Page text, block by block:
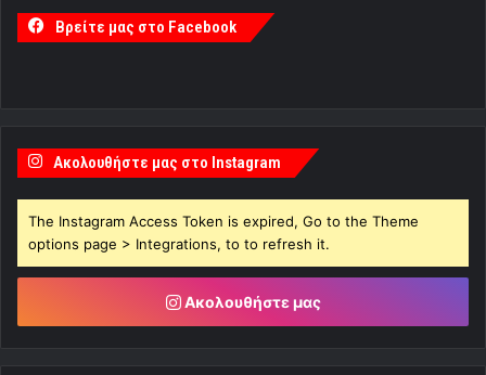
Βρείτε μας στο Facebook
Ακολουθήστε μας στο Instagram
The Instagram Access Token is expired, Go to the Theme
options page > Integrations, to to refresh it.
Ακολουθήστε μας